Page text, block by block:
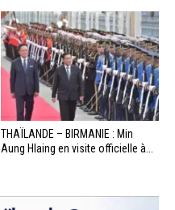
THAÏLANDE – BIRMANIE : Min
Aung Hlaing en visite officielle à...